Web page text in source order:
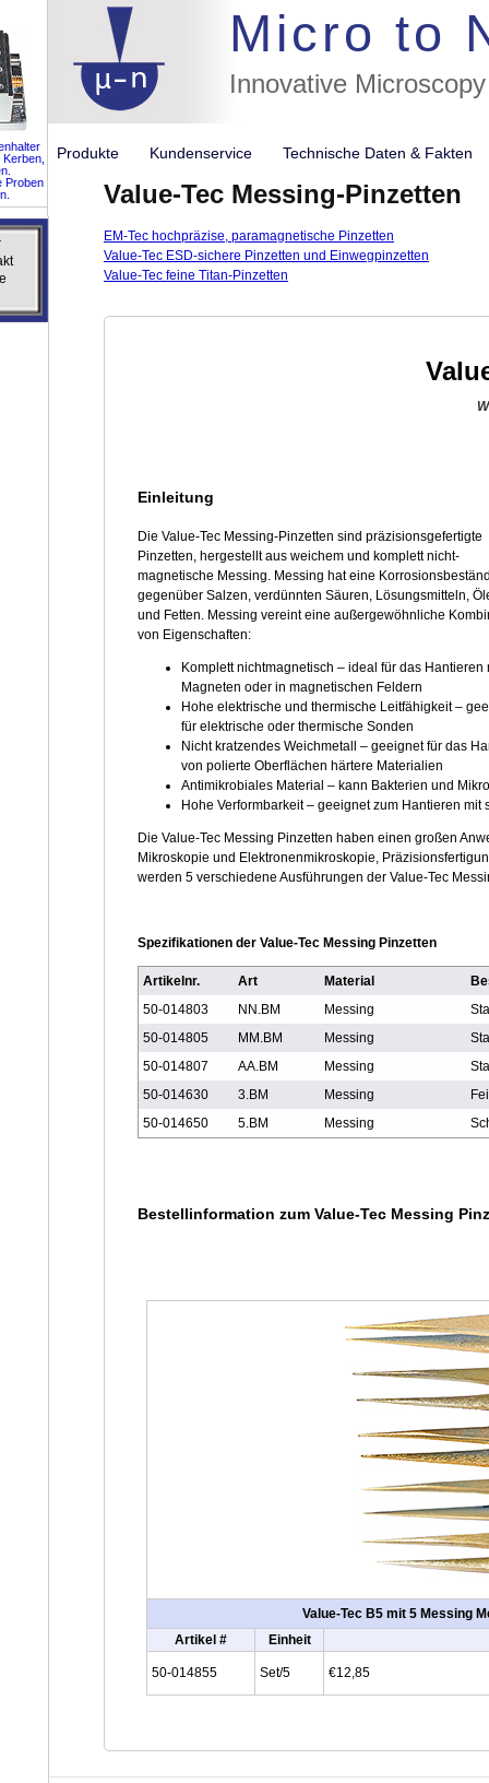
Proben
Micro to
Innovative
//flags
Produkte Kundenservice Technische Daten & Fakten
Value-Tec Messing-Pinzetten
EM-Tec hochpräzise, paramagnetische Pinzetten
Value-Tec ESD-sichere Pinzetten und Einwegpinzetten
Value-Tec feine Titan-Pinzetten
Einleitung
Die Value-Tec Messing-Pinzetten sind präzisionsgefertigte
Pinzetten, hergestellt aus weichem und komplett nicht-
magnetische Messing. Messing hat eine
gegenüber Salzen, verdünnten Säuren, Lösungsmitteln,
und Fetten. Messing vereint eine außergewöhnliche
von Eigenschaften:
Komplett nichtmagnetisch – ideal für das Hantieren
Magneten oder in magnetischen Feldern
Hohe elektrische und thermische Leitfähigkeit –
für elektrische oder thermische Sonden
Nicht kratzendes Weichmetall – geeignet für das
von polierte Oberflächen härtere Materialien
Antimikrobiales Material – kann Bakterien und
Hohe Verformbarkeit – geeignet zum Hantieren
Die Value-Tec Messing Pinzetten haben einen großen
Mikroskopie und Elektronenmikroskopie,
werden 5 verschiedene Ausführungen der Value-Tec
Spezifikationen der Value-Tec Messing Pinzetten
Artikelnr. Art Material
50-014803
NN.BM Messing
50-014805
MM.BM Messing
50-014807
AA.BM Messing
50-014630
3.BM Messing
50-014650
5.BM Messing
Bestellinformation zum Value-Tec Messing
Value-Tec B5 mit 5 Messing
Artikel #
Einheit
50-014855 Set/5 €12,85